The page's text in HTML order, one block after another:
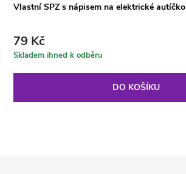
Vlastní SPZ s nápisem na elektrické autíčko
79 Kč
Skladem ihned k odběru
DO KOŠÍKU